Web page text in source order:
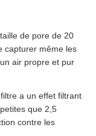
de pore de 20
capturer même les
air propre et pur
a un effet filtrant
que 2,5
contre les